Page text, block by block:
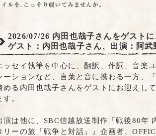
2026/07/26 内田也哉子さんをゲスト
ゲスト：内田也哉子さん、出演：阿武
ッセイ執筆を中心に、翻訳、作詞、音楽
ーションなど、言葉と音に携わる一方、
める内田也哉子さんをゲストにお迎えし
す。
演は他に、SBC信越放送制作『戦後80年
リーの旅「戦争と対話」』企画者、